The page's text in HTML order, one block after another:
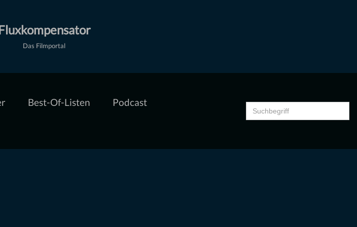
Das Filmportal
Best-Of-Listen
Podcast
Search
for: